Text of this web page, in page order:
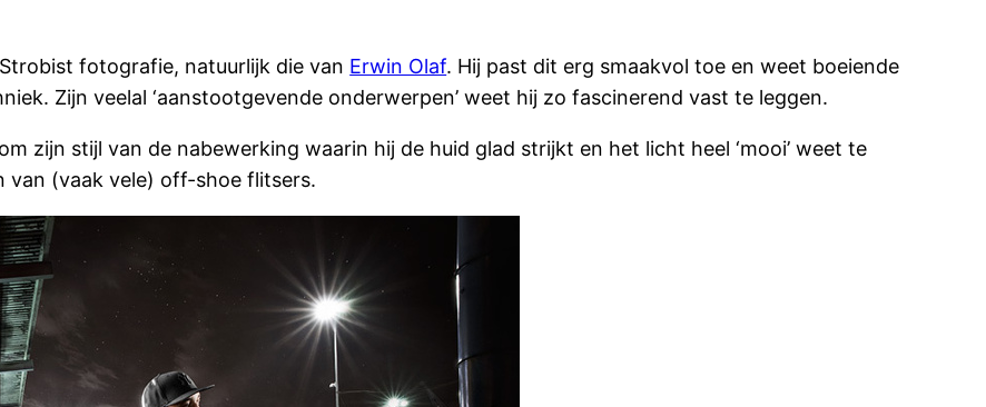
fotografie, natuurlijk die van Erwin Olaf. Hij past dit erg smaakvol toe en weet boeiende
Zijn veelal ‘aanstootgevende onderwerpen’ weet hij zo fascinerend vast te leggen.
zijn stijl van de nabewerking waarin hij de huid glad strijkt en het licht heel ‘mooi’ weet te
van (vaak vele) off-shoe flitsers.